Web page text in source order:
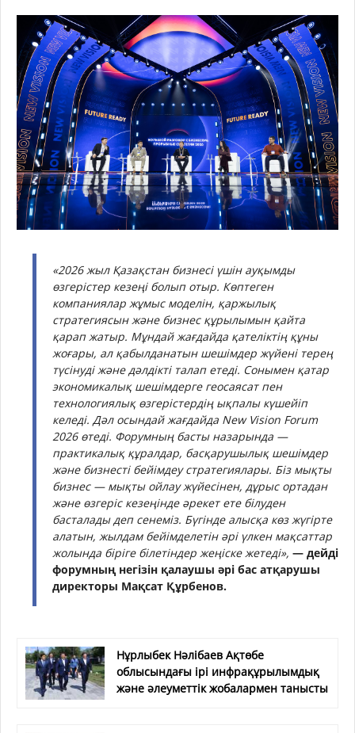
«2026 жыл Қазақстан бизнесі үшін ауқымды
өзгерістер кезеңі болып отыр. Көптеген
компаниялар жұмыс моделін, қаржылық
стратегиясын және бизнес құрылымын қайта
қарап жатыр. Мұндай жағдайда қателіктің құны
жоғары, ал қабылданатын шешімдер жүйені терең
түсінуді және дәлдікті талап етеді. Сонымен қатар
экономикалық шешімдерге геосаясат пен
технологиялық өзгерістердің ықпалы күшейіп
келеді. Дәл осындай жағдайда New Vision Forum
2026 өтеді. Форумның басты назарында —
практикалық құралдар, басқарушылық шешімдер
және бизнесті бейімдеу стратегиялары. Біз мықты
бизнес — мықты ойлау жүйесінен, дұрыс ортадан
және өзгеріс кезеңінде әрекет ете білуден
басталады деп сенеміз. Бүгінде алысқа көз жүгірте
алатын, жылдам бейімделетін әрі үлкен мақсаттар
жолында біріге білетіндер жеңіске жетеді», — дейді
форумның негізін қалаушы әрі бас атқарушы
директоры Мақсат Құрбенов.
Нұрлыбек Нәлібаев Ақтөбе
облысындағы ірі инфрақұрылымдық
және әлеуметтік жобалармен танысты